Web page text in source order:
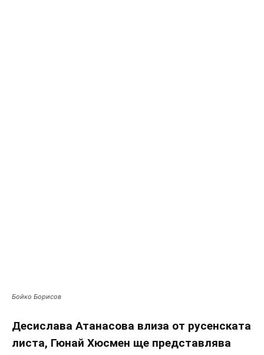
Бойко Борисов
Десислава Атанасова влиза от русенската
листа, Гюнай Хюсмен ще представлява